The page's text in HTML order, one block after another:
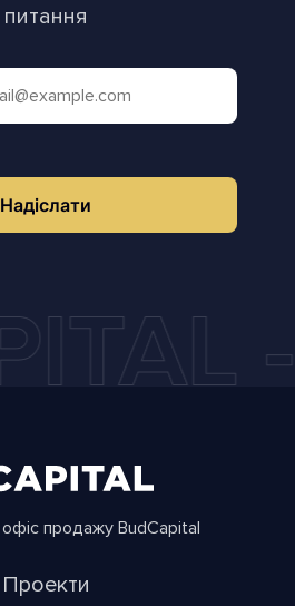
питання
Надіслати
продажу BudCapital
Проекти